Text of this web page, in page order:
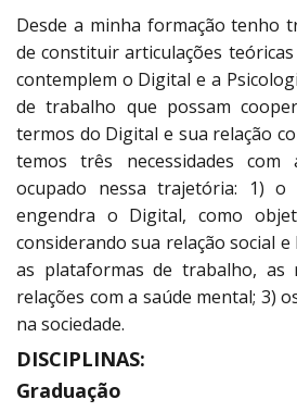
Desde a minha formação tenho
de constituir articulações
contemplem o Digital e a
de trabalho que possam
termos do Digital e sua relação
temos três necessidades
ocupado nessa trajetória: 1) o
engendra o Digital, como
considerando sua relação social
as plataformas de trabalho, as
relações com a saúde mental; 3)
na sociedade.
DISCIPLINAS:
Graduação